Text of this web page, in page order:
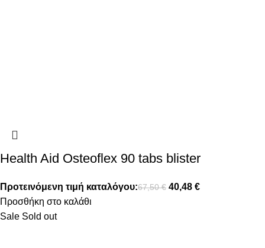
Health Aid Osteoflex 90 tabs blister
Προτεινόμενη τιμή καταλόγου:67,50€ 40,48 €
Προσθήκη στο καλάθι
Sale Sold out